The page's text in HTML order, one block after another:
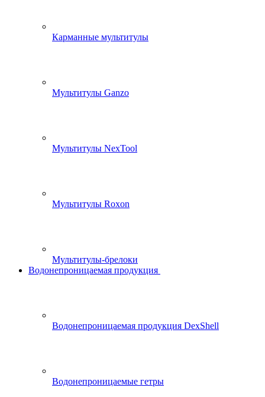
Карманные мультитулы
Мультитулы Ganzo
Мультитулы NexTool
Мультитулы Roxon
Мультитулы-брелоки
Водонепроницаемая продукция
Водонепроницаемая продукция DexShell
Водонепроницаемые гетры